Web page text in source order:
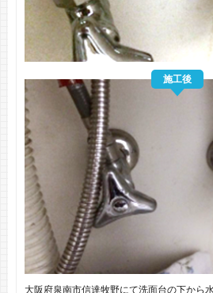
施工後
大阪府泉南市信達牧野にて洗面台の下から